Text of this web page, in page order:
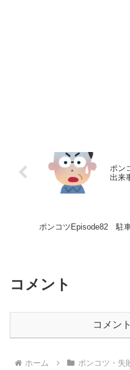
ポン
出来
ポンコツEpisode82 駐
コメント
コメン
ホーム ポンコツ・失